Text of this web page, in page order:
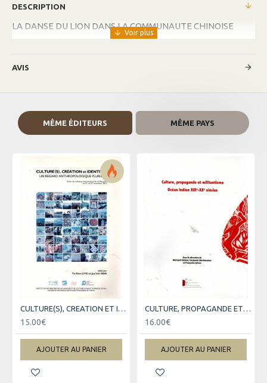
DESCRIPTION
LA DANSE DU LION DANS LA COMMUNAUTE CHINOISE
AVIS
MÊME ÉDITEURS MÊME PAYS
CULTURE(S), CREATION ET IDENTITES
15.00€
AJOUTER AU PANIER
CULTURE, PROPAGANDE ET MILITANTISME
16.00€
AJOUTER AU PANIER